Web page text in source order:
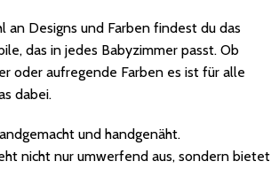
an Designs und Farben findest du das
das in jedes Babyzimmer passt. Ob
oder aufregende Farben es ist für alle
dabei.
und handgenäht.
nicht nur umwerfend aus, sondern bietet